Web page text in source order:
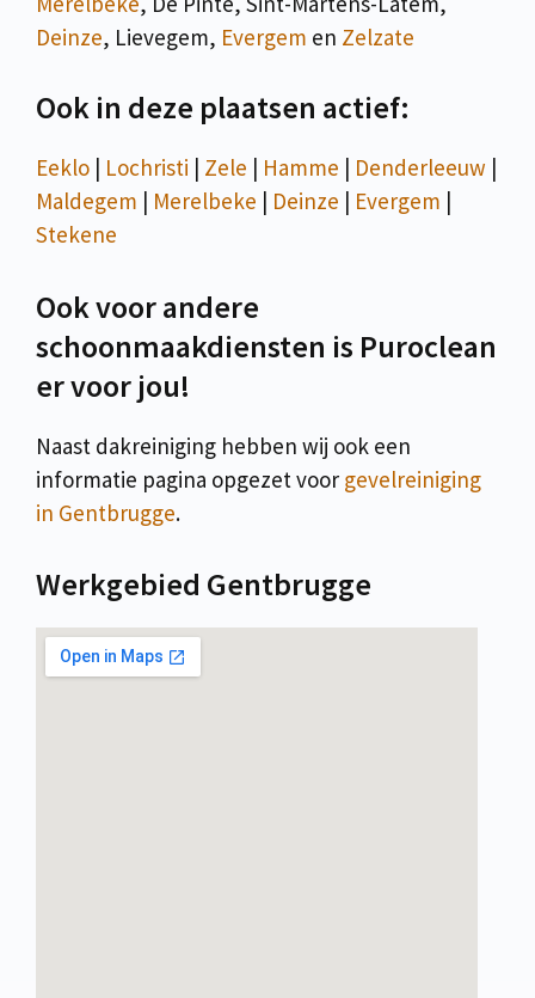
Deinze, Lievegem, Evergem en Zelzate
Ook in deze plaatsen actief:
Eeklo Lochristi Zele Hamme Denderleeuw
Maldegem
Merelbeke Deinze Evergem
Stekene
Ook voor andere
schoonmaakdiensten is Puroclean
er voor jou!
Naast dakreiniging hebben wij ook een
informatie pagina opgezet voor gevelreiniging
in Gentbrugge.
Werkgebied Gentbrugge